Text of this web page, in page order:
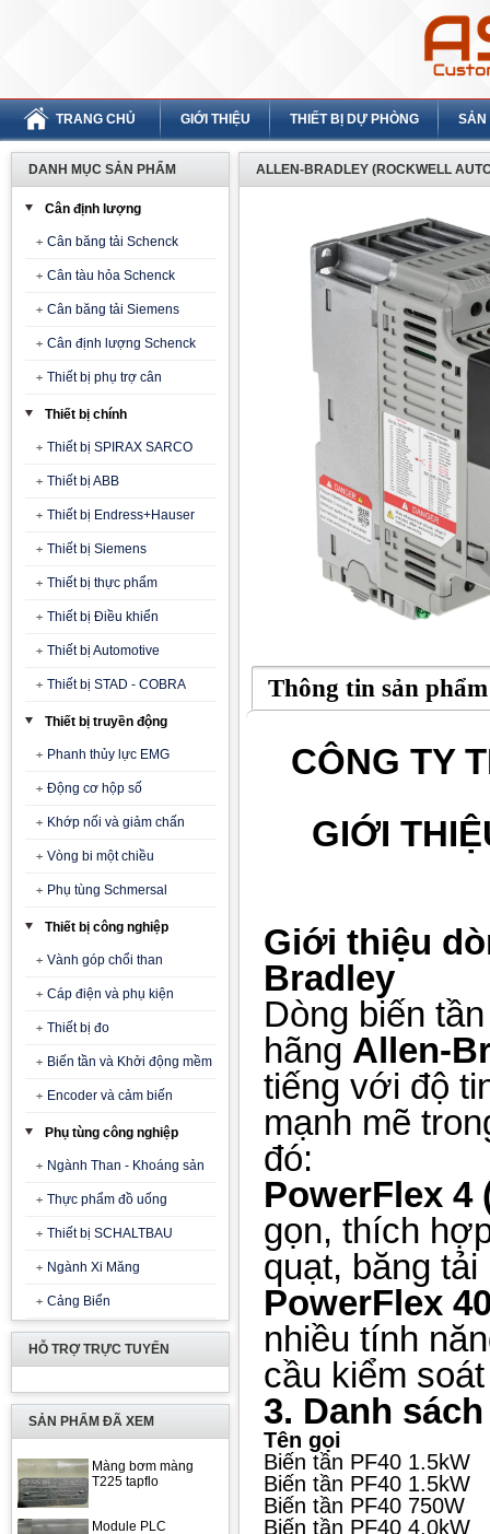
TRANG CHỦ GIỚI THIỆU THIẾT BỊ DỰ PHÒNG SẢN
DANH MỤC SẢN PHẨM
Cân định lượng
Cân băng tải Schenck
Cân tàu hỏa Schenck
Cân băng tải Siemens
Cân định lượng Schenck
Thiết bị phụ trợ cân
Thiết bị chính
Thiết bị SPIRAX SARCO
Thiết bị ABB
Thiết bị Endress+Hauser
Thiết bị Siemens
Thiết bị thực phẩm
Thiết bị Điều khiển
Thiết bị Automotive
Thiết bị STAD - COBRA
Thiết bị truyền động
Phanh thủy lực EMG
Động cơ hộp số
Khớp nối và giảm chấn
Vòng bi một chiều
Phụ tùng Schmersal
Thiết bị công nghiệp
Vành góp chổi than
Cáp điện và phụ kiện
Thiết bị đo
Biến tần và Khởi động mềm
Encoder và cảm biến
Phụ tùng công nghiệp
Ngành Than - Khoáng sản
Thực phẩm đồ uống
Thiết bị SCHALTBAU
Ngành Xi Măng
Cảng Biển
HỖ TRỢ TRỰC TUYẾN
SẢN PHẨM ĐÃ XEM
Màng bơm màng
T225 tapflo
Module PLC
ALLEN-BRADLEY (ROCKWELL
Thông tin sản phẩm
CÔNG TY
GIỚI
Giới thiệu
Bradley
Dòng biến
hãng Allen-
tiếng với độ
mạnh mẽ
đó:
PowerFlex 4
gọn, thích
quạt, băng tải
PowerFlex
nhiều tính
cầu kiểm
3. Danh
Tên gọi
Biến tần PF40 1.5kW
Biến tần PF40 1.5kW
Biến tần PF40 750W
Biến tần PF40 4.0kW